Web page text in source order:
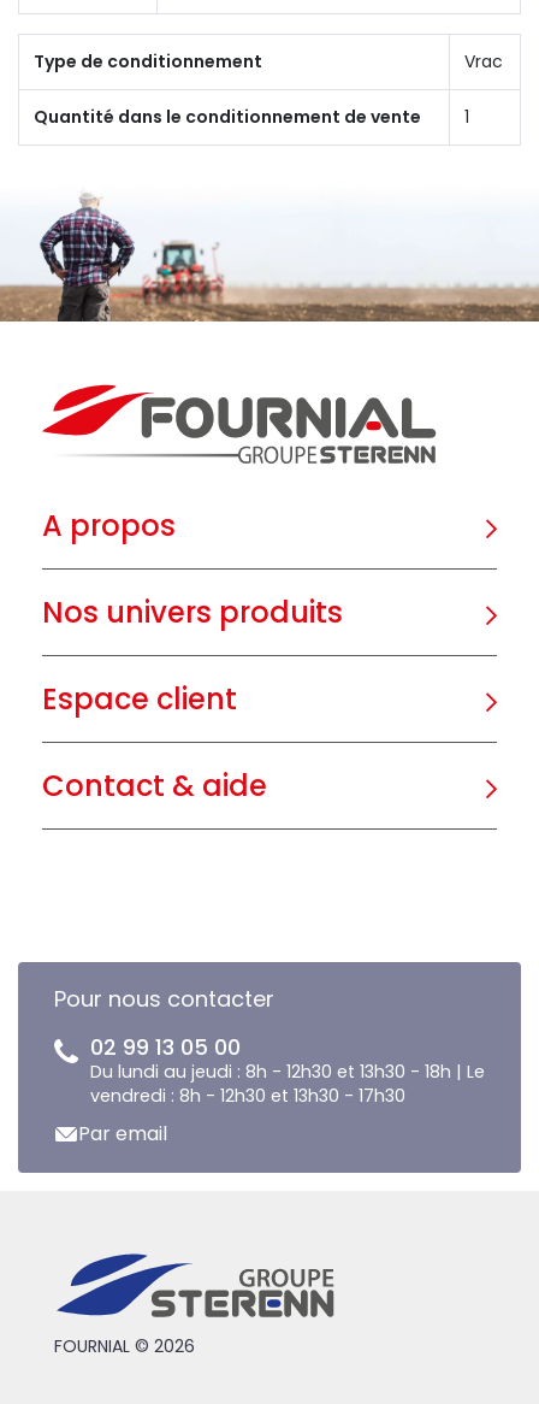
Type de conditionnement Vrac
Quantité dans le conditionnement de vente 1
A propos
Nos univers produits
Espace client
Contact & aide
Pour nous contacter
02 99 13 05 00
Du lundi au jeudi : 8h - 12h30 et 13h30 - 18h | Le
vendredi : 8h - 12h30 et 13h30 - 17h30
Par email
FOURNIAL © 2026